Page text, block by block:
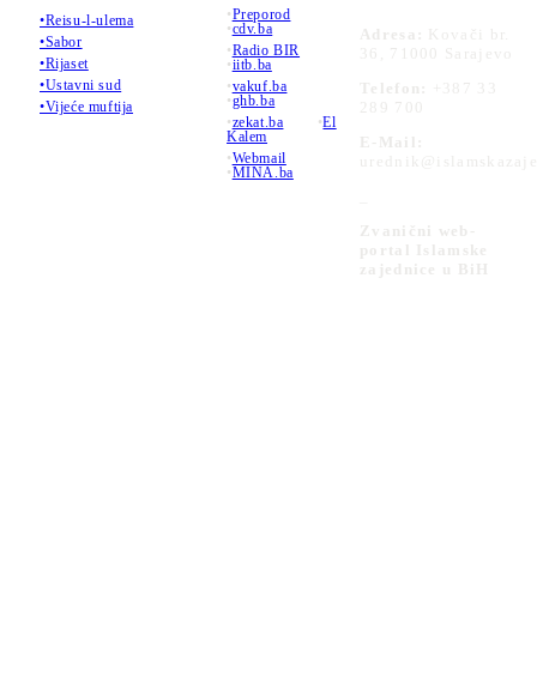
•Reisu-l-ulema
•Sabor
•Rijaset
•Ustavni sud
•Vijeće muftija
•Preporod
•cdv.ba
•Radio BIR
•iitb.ba
•vakuf.ba
•ghb.ba
•zekat.ba •El
Kalem
•Webmail
•MINA.ba
Adresa:
Kovači br.
36, 71000 Sarajevo
Telefon:
+387 33
289 700
E-Mail:
Zvanični web-
portal Islamske
zajednice u BiH